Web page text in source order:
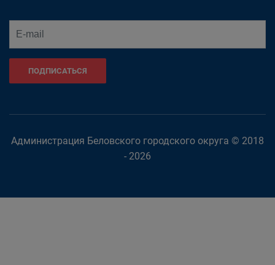
ПОДПИСАТЬСЯ
Администрация Беловского городского округа © 2018
- 2026